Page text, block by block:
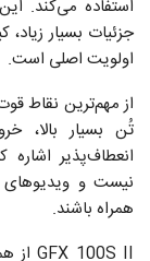
استفاده می‌کند.
جزئیات بسیار
اولویت اصلی است.
از مهم‌ترین نقاط
انعطاف‌پذیر
همراه باشند.